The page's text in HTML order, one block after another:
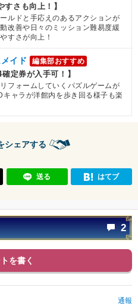
すさも向上！】
ルドと手応えのあるアクションが
改善や日々のミッション難易度緩
すさが向上！
イド 編集部おすすめ
確定券が入手可！】
フォームしていくパズルゲームが
キャラが洋館内を歩き回る様子も楽
シェアする
送る はてブ
2
を書く
通報